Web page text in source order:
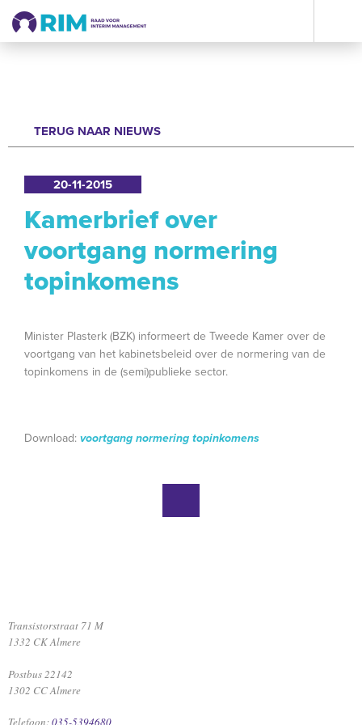
TERUG NAAR NIEUWS
20-11-2015
Kamerbrief over
voortgang normering
topinkomens
Minister Plasterk (BZK) informeert de Tweede Kamer over de
voortgang van het kabinetsbeleid over de normering van de
topinkomens in de (semi)publieke sector.
Download: voortgang normering topinkomens
Transistorstraat 71 M
1332 CK Almere
Postbus 22142
1302 CC Almere
Telefoon:035-5394680